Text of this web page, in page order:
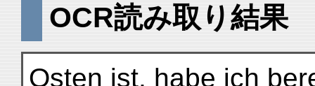
OCR読み取り結果
Osten ist, habe ich